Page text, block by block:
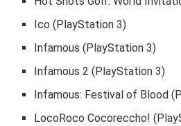
Ico (PlayStation 3)
Infamous (PlayStation 3)
Infamous 2 (PlayStation 3)
Infamous: Festival of Blood
LocoRoco Cocoreccho!